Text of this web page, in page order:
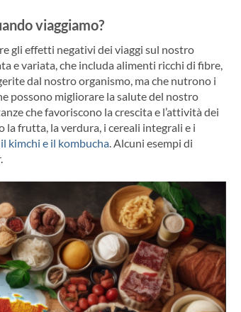
viaggiamo?
gli effetti negativi dei viaggi sul nostro
e variata, che includa alimenti ricchi di fibre,
dal nostro organismo, ma che nutrono i
possono migliorare la salute del nostro
che favoriscono la crescita e l’attività dei
frutta, la verdura, i cereali integrali e i
kimchi e il kombucha. Alcuni esempi di